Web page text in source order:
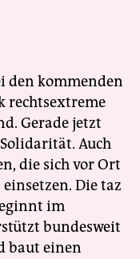
den kommenden
rechtsextreme
Gerade jetzt
Auch
die sich vor Ort
Die taz
im
bundesweit
baut einen